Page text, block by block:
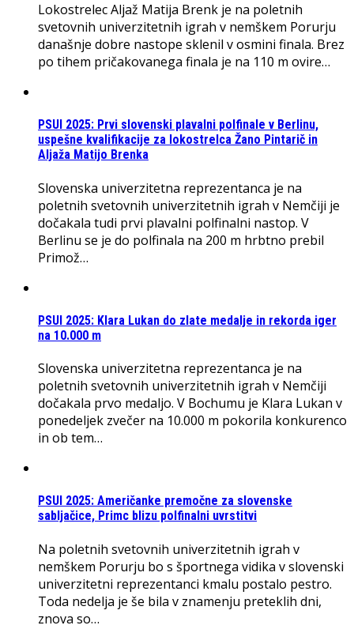
Lokostrelec Aljaž Matija Brenk je na poletnih
svetovnih univerzitetnih igrah v nemškem Porurju
današnje dobre nastope sklenil v osmini finala. Brez
po tihem pričakovanega finala je na 110 m ovire…
PSUI 2025: Prvi slovenski plavalni polfinale v Berlinu,
uspešne kvalifikacije za lokostrelca Žano Pintarič in
Aljaža Matijo Brenka
Slovenska univerzitetna reprezentanca je na
poletnih svetovnih univerzitetnih igrah v Nemčiji je
dočakala tudi prvi plavalni polfinalni nastop. V
Berlinu se je do polfinala na 200 m hrbtno prebil
Primož…
PSUI 2025: Klara Lukan do zlate medalje in rekorda iger
na 10.000 m
Slovenska univerzitetna reprezentanca je na
poletnih svetovnih univerzitetnih igrah v Nemčiji
dočakala prvo medaljo. V Bochumu je Klara Lukan v
ponedeljek zvečer na 10.000 m pokorila konkurenco
in ob tem…
PSUI 2025: Američanke premočne za slovenske
sabljačice, Primc blizu polfinalni uvrstitvi
Na poletnih svetovnih univerzitetnih igrah v
nemškem Porurju bo s športnega vidika v slovenski
univerzitetni reprezentanci kmalu postalo pestro.
Toda nedelja je še bila v znamenju preteklih dni,
znova so…